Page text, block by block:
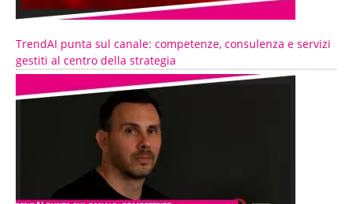
TrendAI punta sul canale: competenze, consulenza e servizi
gestiti al centro della strategia